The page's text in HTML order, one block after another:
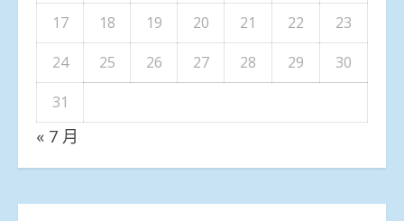
17
18 19 20 21 22
23
24
25 26 27 28 29
30
31
« 7 月